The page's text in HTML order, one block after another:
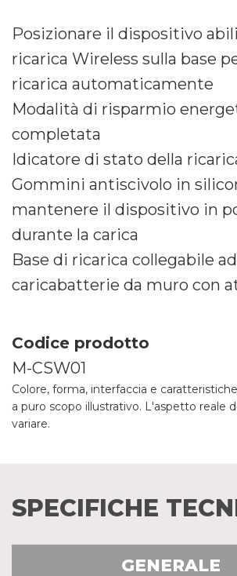
Posizionare il dispositivo
ricarica Wireless sulla base
ricarica automaticamente
Modalità di risparmio
completata
Idicatore di stato della
Gommini antiscivolo in
mantenere il dispositivo in
durante la carica
Base di ricarica collegabile
caricabatterie da muro con
Codice prodotto
M-CSW01
Colore, forma, interfaccia e
a puro scopo illustrativo. L'aspetto reale
variare.
SPECIFICHE
GENERALE